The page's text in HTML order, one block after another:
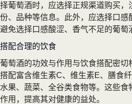
择葡萄酒时，应选择正规渠道购买
份、品种等信息。此外，应选择口感
避免选择口感酸涩、香气不足的葡萄
搭配合理的饮食
葡萄酒的功效与作用与饮食搭配密
搭配富含维生素C、维生素E、膳食
水果、蔬菜、全谷类食物等。这些
作用，提高其对健康的益处。